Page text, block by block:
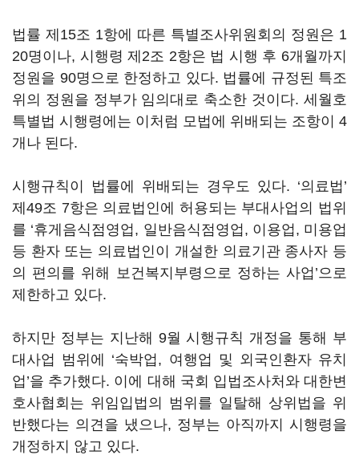
법률 제15조 1항에 따른 특별조사위원회의 정원은 1
20명이나, 시행령 제2조 2항은 법 시행 후 6개월까지
정원을 90명으로 한정하고 있다. 법률에 규정된 특조
위의 정원을 정부가 임의대로 축소한 것이다. 세월호
특별법 시행령에는 이처럼 모법에 위배되는 조항이 4
개나 된다.
시행규칙이 법률에 위배되는 경우도 있다. ‘의료법’
제49조 7항은 의료법인에 허용되는 부대사업의 법위
를 ‘휴게음식점영업, 일반음식점영업, 이용업, 미용업
등 환자 또는 의료법인이 개설한 의료기관 종사자 등
의 편의를 위해 보건복지부령으로 정하는 사업’으로
제한하고 있다.
하지만 정부는 지난해 9월 시행규칙 개정을 통해 부
대사업 범위에 ‘숙박업, 여행업 및 외국인환자 유치
업’을 추가했다. 이에 대해 국회 입법조사처와 대한변
호사협회는 위임입법의 범위를 일탈해 상위법을 위
반했다는 의견을 냈으나, 정부는 아직까지 시행령을
개정하지 않고 있다.